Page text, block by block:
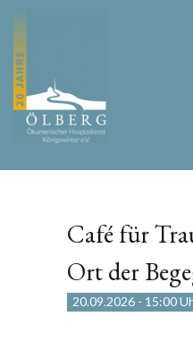
Café für
Ort der
20.09.2026- 15:00